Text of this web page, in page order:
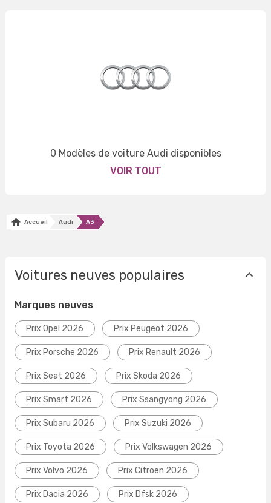
0 Modèles de voiture Audi disponibles
VOIR TOUT
Accueil Audi A3
Voitures neuves populaires
Marques neuves
Prix Opel 2026 Prix Peugeot 2026
Prix Porsche 2026 Prix Renault 2026
Prix Seat 2026 Prix Skoda 2026
Prix Smart 2026 Prix Ssangyong 2026
Prix Subaru 2026 Prix Suzuki 2026
Prix Toyota 2026 Prix Volkswagen 2026
Prix Volvo 2026 Prix Citroen 2026
Prix Dacia 2026 Prix Dfsk 2026